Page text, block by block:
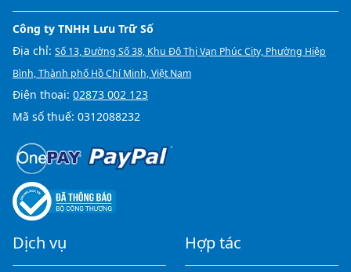
Công ty TNHH Lưu Trữ Số
Địa chỉ: Số 13, Đường Số 38, Khu Đô Thị Vạn Phúc City, Phường Hiệp
Bình, Thành phố Hồ Chí Minh, Việt Nam
Điện thoại: 02873 002 123
Mã số thuế: 0312088232
Dịch vụ Hợp tác